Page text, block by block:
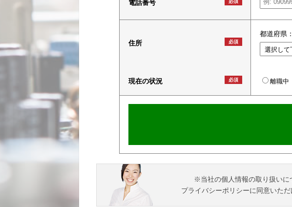
電話番号 必須
住所 必須
都道府県：
現在の状況 必須 離職中
※当社の個人情報の取り扱いに
プライバシーポリシーに同意いた